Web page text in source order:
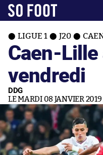
LIGUE 1 J20
Caen-
vendredi
DDG
LE MARDI 08 JANVIER 2019